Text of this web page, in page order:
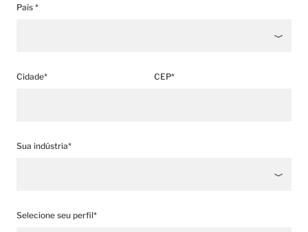
País *
Cidade* CEP*
Sua indústria*
Selecione seu perfil*